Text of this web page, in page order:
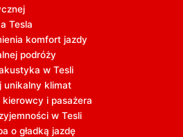
Tesla
‌komfort jazdy
podróży
w Tesli
unikalny klimat
i pasażera
⁤w Tesli
‍o gładką jazdę